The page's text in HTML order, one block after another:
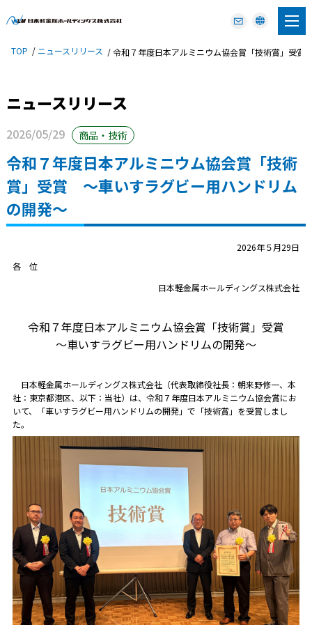
TOP ニュースリリース 令和７年度日本アルミニウム協会賞「技術賞」受
ニュースリリース
2026/05/29 商品・技術
令和７年度日本アルミニウム協会賞「技術
賞」受賞 ～車いすラグビー用ハンドリム
の開発～
2026年５月29日
各 位
日本軽金属ホールディングス株式会社
令和７年度日本アルミニウム協会賞「技術賞」受賞
～車いすラグビー用ハンドリムの開発～
日本軽金属ホールディングス株式会社（代表取締役社長：朝来野修一、本
社：東京都港区、以下：当社）は、令和７年度日本アルミニウム協会賞にお
いて、「車いすラグビー用ハンドリムの開発」で「技術賞」を受賞しまし
た。